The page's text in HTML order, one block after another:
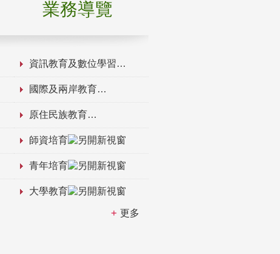
業務導覽
資訊教育及數位學習
國際及兩岸教育
原住民族教育
師資培育
青年培育
大學教育
更多